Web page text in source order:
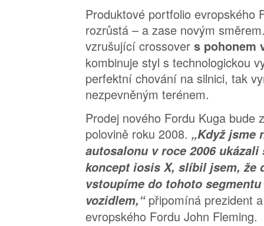
Produktové portfolio evropského
rozrůstá – a zase novým
vzrušující crossover s pohonem
kombinuje styl s technologickou
perfektní chování na silnici, tak
nezpevněným terénem.
Prodej nového Fordu Kuga bude
polovině roku 2008. „Když jsme
autosalonu v roce 2006
koncept iosis X, slíbil jsem, že
vstoupíme do tohoto
vozidlem,“ připomíná prezident
evropského Fordu John Fleming.